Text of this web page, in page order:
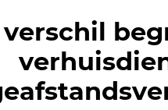
verschil